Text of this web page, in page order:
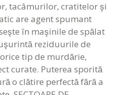
tacâmurilor, cratitelor şi
are agent spumant
în maşinile de spălat
reziduurile de
tip de murdărie,
curate. Puterea sporită
o clătire perfectă fără a